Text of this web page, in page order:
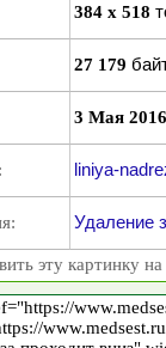
384 x 518
27 179
3 Мая 2016
liniya-
Удаление
эту картинку